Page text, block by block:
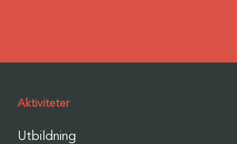
Aktiviteter
Utbildning